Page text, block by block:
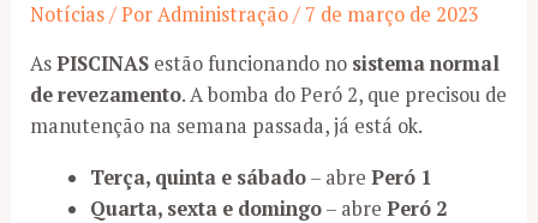
Notícias/ PorAdministração/ 7 de março de 2023
AsPISCINAS estão funcionando no sistema normal
de revezamento. A bomba do Peró 2, que precisou de
manutenção na semana passada, já está ok.
Terça, quinta e sábado– abre Peró 1
Quarta, sexta e domingo– abre Peró 2